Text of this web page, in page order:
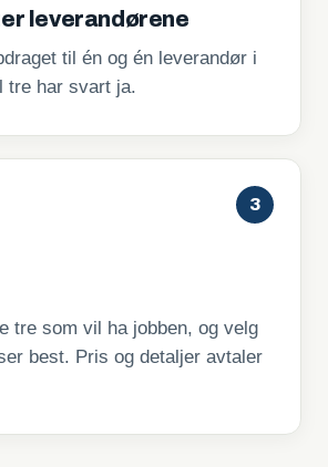
leverandørene
til én og én leverandør i
tre har svart ja.
3
tre som vil ha jobben, og velg
best. Pris og detaljer avtaler